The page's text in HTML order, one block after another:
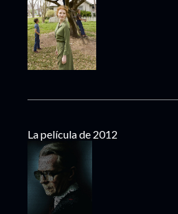
La película de 2012